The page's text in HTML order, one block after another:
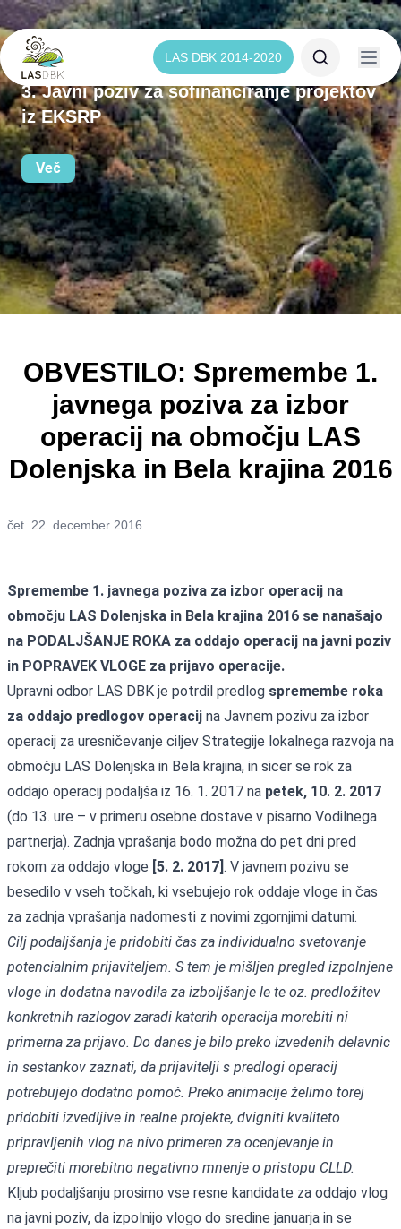
3. Javni poziv za sofinanciranje projektov
iz EKSRP
Več
LAS DBK 2014-2020
OBVESTILO: Spremembe 1.
javnega poziva za izbor
operacij na območju LAS
Dolenjska in Bela krajina 2016
čet. 22. december 2016
Spremembe 1. javnega poziva za izbor operacij na
območju LAS Dolenjska in Bela krajina 2016 se nanašajo
na PODALJŠANJE ROKA za oddajo operacij na javni poziv
in POPRAVEK VLOGE za prijavo operacije.
Upravni odbor LAS DBK je potrdil predlog spremembe roka
za oddajo predlogov operacij na Javnem pozivu za izbor
operacij za uresničevanje ciljev Strategije lokalnega razvoja na
območju LAS Dolenjska in Bela krajina, in sicer se rok za
oddajo operacij podaljša iz 16. 1. 2017 na petek, 10. 2. 2017
(do 13. ure – v primeru osebne dostave v pisarno Vodilnega
partnerja). Zadnja vprašanja bodo možna do pet dni pred
rokom za oddajo vloge [5. 2. 2017]. V javnem pozivu se
besedilo v vseh točkah, ki vsebujejo rok oddaje vloge in čas
za zadnja vprašanja nadomesti z novimi zgornjimi datumi.
Cilj podaljšanja je pridobiti čas za individualno svetovanje
potencialnim prijaviteljem. S tem je mišljen pregled izpolnjene
vloge in dodatna navodila za izboljšanje le te oz. predložitev
konkretnih razlogov zaradi katerih operacija morebiti ni
primerna za prijavo. Do danes je bilo preko izvedenih delavnic
in sestankov zaznati, da prijavitelji s predlogi operacij
potrebujejo dodatno pomoč. Preko animacije želimo torej
pridobiti izvedljive in realne projekte, dvigniti kvaliteto
pripravljenih vlog na nivo primeren za ocenjevanje in
preprečiti morebitno negativno mnenje o pristopu CLLD.
Kljub podaljšanju prosimo vse resne kandidate za oddajo vlog
na javni poziv, da izpolnijo vlogo do sredine januarja in se